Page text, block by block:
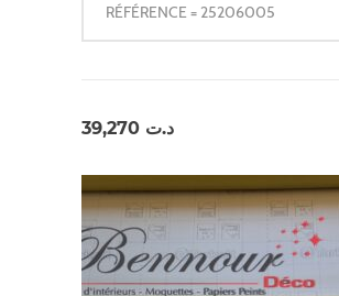
RÉFÉRENCE = 25206005
د.ت